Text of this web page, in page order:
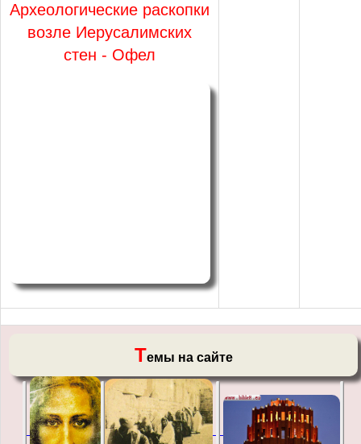
Археологические раскопки
возле Иерусалимских
стен - Офел
Темы на сайте